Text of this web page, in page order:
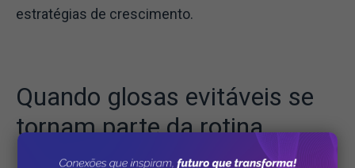
estratégias de crescimento.
Quando glosas evitáveis se
tornam parte da rotina